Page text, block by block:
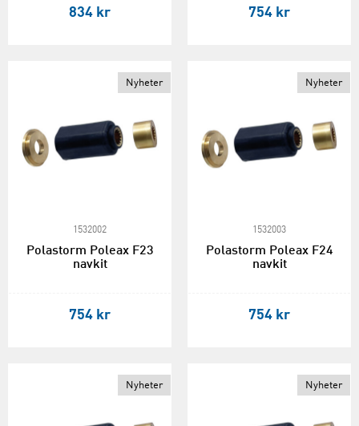
834 kr 754 kr
Nyheter
1532002
Polastorm Poleax F23
navkit
754 kr
Nyheter
1532003
Polastorm Poleax F24
navkit
754 kr
Nyheter Nyheter